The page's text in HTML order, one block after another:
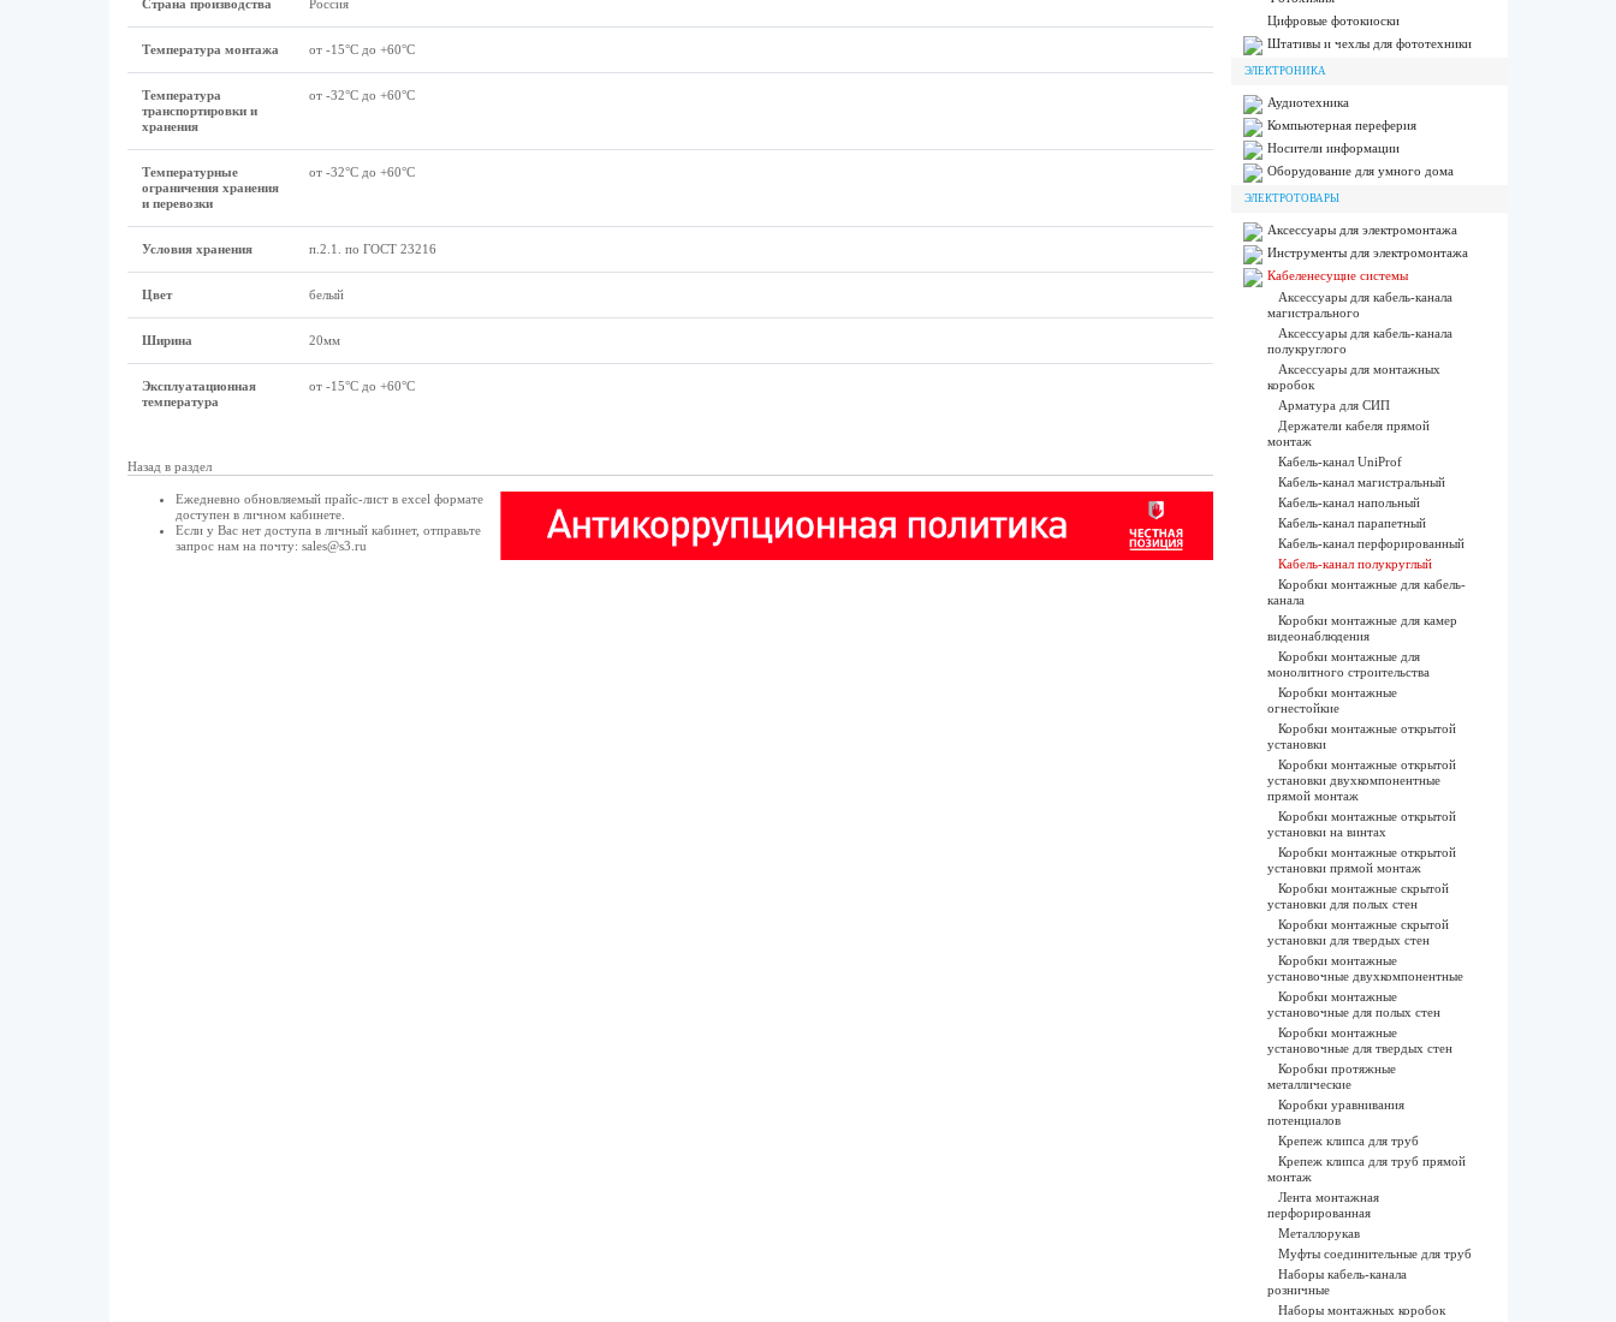
Страна производства Россия
Температура монтажа от -15°С до +60°С
Температура
транспортировки и
хранения
от -32°С до +60°С
Температурные
ограничения хранения
и перевозки
от -32°С до +60°С
Условия хранения п.2.1. по ГОСТ 23216
Цвет белый
Ширина 20мм
Эксплуатационная
температура
от -15°С до +60°С
Назад в раздел
Ежедневно обновляемый прайс-лист в excel формате
доступен в личном кабинете.
Если у Вас нет доступа в личный кабинет, отправьте
запрос нам на почту: sales@s3.ru
Цифровые фотокиоски
Штативы и чехлы для фототехники
ЭЛЕКТРОНИКА
Аудиотехника
Компьютерная переферия
Носители информации
Оборудование для умного дома
ЭЛЕКТРОТОВАРЫ
Аксессуары для электромонтажа
Инструменты для электромонтажа
Кабеленесущие системы
Аксессуары для кабель-канала
магистрального
Аксессуары для кабель-канала
полукруглого
Аксессуары для монтажных
коробок
Арматура для СИП
Держатели кабеля прямой
монтаж
Кабель-канал UniProf
Кабель-канал магистральный
Кабель-канал напольный
Кабель-канал парапетный
Кабель-канал перфорированный
Кабель-канал полукруглый
Коробки монтажные для кабель-
канала
Коробки монтажные для камер
видеонаблюдения
Коробки монтажные для
монолитного строительства
Коробки монтажные
огнестойкие
Коробки монтажные открытой
установки
Коробки монтажные открытой
установки двухкомпонентные
прямой монтаж
Коробки монтажные открытой
установки на винтах
Коробки монтажные открытой
установки прямой монтаж
Коробки монтажные скрытой
установки для полых стен
Коробки монтажные скрытой
установки для твердых стен
Коробки монтажные
установочные двухкомпонентные
Коробки монтажные
установочные для полых стен
Коробки монтажные
установочные для твердых стен
Коробки протяжные
металлические
Коробки уравнивания
потенциалов
Крепеж клипса для труб
Крепеж клипса для труб прямой
монтаж
Лента монтажная
перфорированная
Металлорукав
Муфты соединительные для труб
Наборы кабель-канала
розничные
Наборы монтажных коробок